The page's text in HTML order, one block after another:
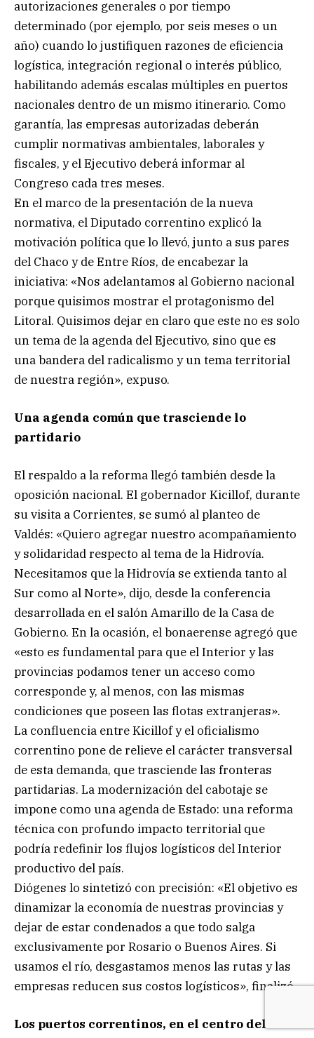
autorizaciones generales o por tiempo
determinado (por ejemplo, por seis meses o un
año) cuando lo justifiquen razones de eficiencia
logística, integración regional o interés público,
habilitando además escalas múltiples en puertos
nacionales dentro de un mismo itinerario. Como
garantía, las empresas autorizadas deberán
cumplir normativas ambientales, laborales y
fiscales, y el Ejecutivo deberá informar al
Congreso cada tres meses.
En el marco de la presentación de la nueva
normativa, el Diputado correntino explicó la
motivación política que lo llevó, junto a sus pares
del Chaco y de Entre Ríos, de encabezar la
iniciativa: «Nos adelantamos al Gobierno nacional
porque quisimos mostrar el protagonismo del
Litoral. Quisimos dejar en claro que este no es solo
un tema de la agenda del Ejecutivo, sino que es
una bandera del radicalismo y un tema territorial
de nuestra región», expuso.
Una agenda común que trasciende lo
partidario
El respaldo a la reforma llegó también desde la
oposición nacional. El gobernador Kicillof, durante
su visita a Corrientes, se sumó al planteo de
Valdés: «Quiero agregar nuestro acompañamiento
y solidaridad respecto al tema de la Hidrovía.
Necesitamos que la Hidrovía se extienda tanto al
Sur como al Norte», dijo, desde la conferencia
desarrollada en el salón Amarillo de la Casa de
Gobierno. En la ocasión, el bonaerense agregó que
«esto es fundamental para que el Interior y las
provincias podamos tener un acceso como
corresponde y, al menos, con las mismas
condiciones que poseen las flotas extranjeras».
La confluencia entre Kicillof y el oficialismo
correntino pone de relieve el carácter transversal
de esta demanda, que trasciende las fronteras
partidarias. La modernización del cabotaje se
impone como una agenda de Estado: una reforma
técnica con profundo impacto territorial que
podría redefinir los flujos logísticos del Interior
productivo del país.
Diógenes lo sintetizó con precisión: «El objetivo es
dinamizar la economía de nuestras provincias y
dejar de estar condenados a que todo salga
exclusivamente por Rosario o Buenos Aires. Si
usamos el río, desgastamos menos las rutas y las
empresas reducen sus costos logísticos», finalizó.
Los puertos correntinos, en el centro del